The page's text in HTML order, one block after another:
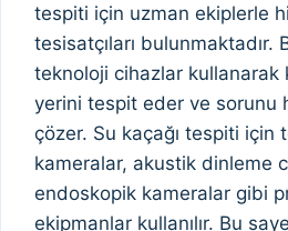
tespiti için uzman ekiplerle
tesisatçıları bulunmaktadır.
teknoloji cihazlar kullanarak
yerini tespit eder ve sorunu
çözer. Su kaçağı tespiti için
kameralar, akustik dinleme
endoskopik kameralar gibi
ekipmanlar kullanılır. Bu